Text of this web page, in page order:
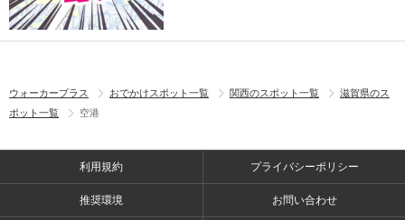
ウォーカープラス おでかけスポット一覧 関西のスポット一覧
滋賀県のス
ポット一覧
空港
利用規約 プライバシーポリシー
推奨環境 お問い合わせ